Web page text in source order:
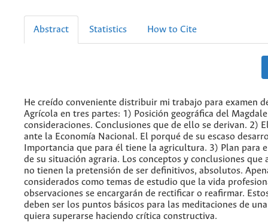
Abstract Statistics How to Cite
He creído conveniente distribuir mi trabajo para examen
Agrícola en tres partes: 1) Posición geográfica del
consideraciones. Conclusiones que de ello se derivan. 2)
ante la Economía Nacional. El porqué de su escaso
Importancia que para él tiene la agricultura. 3) Plan para
de su situación agraria. Los conceptos y conclusiones que
no tienen la pretensión de ser definitivos, absolutos.
considerados como temas de estudio que la vida
observaciones se encargarán de rectificar o reafirmar.
deben ser los puntos básicos para las meditaciones de
quiera superarse haciendo crítica constructiva.